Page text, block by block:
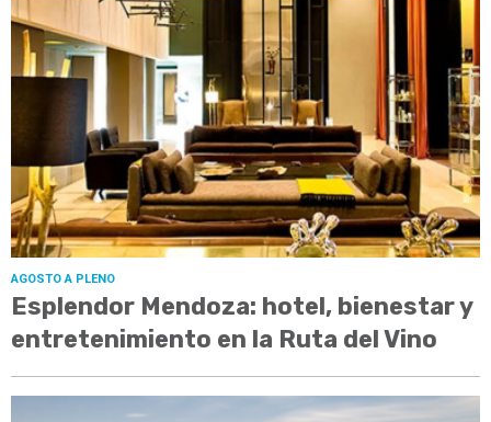
AGOSTO A PLENO
Esplendor Mendoza: hotel, bienestar y
entretenimiento en la Ruta del Vino